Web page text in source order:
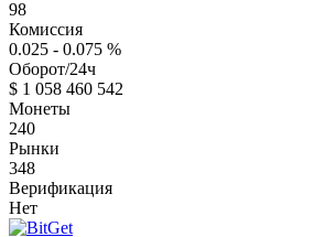
98
Комиссия
0.025 - 0.075 %
Оборот/24ч
$ 1 058 460 542
Монеты
240
Рынки
348
Верификация
Нет